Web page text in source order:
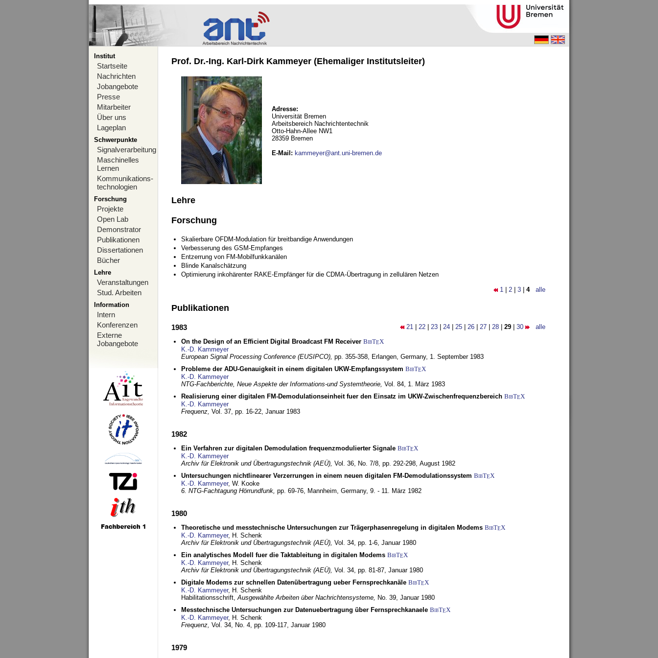
Institut
Startseite
Nachrichten
Jobangebote
Presse
Mitarbeiter
Über uns
Lageplan
Schwerpunkte
Signalverarbeitung
Maschinelles
Lernen
Kommunikations-
technologien
Forschung
Projekte
Open Lab
Demonstrator
Publikationen
Dissertationen
Bücher
Lehre
Veranstaltungen
Stud. Arbeiten
Information
Intern
Konferenzen
Externe
Jobangebote
Prof. Dr.-Ing. Karl-Dirk Kammeyer (Ehemaliger Institutsleiter)
Adresse:
Universität Bremen
Arbeitsbereich Nachrichtentechnik
Otto-Hahn-Allee NW1
28359 Bremen
E-Mail : kammeyer@ant.uni-bremen.de
Lehre
Forschung
Skalierbare OFDM-Modulation für breitbandige Anwendungen
Verbesserung des GSM-Empfanges
Entzerrung von FM-Mobilfunkkanälen
Blinde Kanalschätzung
Optimierung inkohärenter RAKE-Empfänger für die CDMA-Übertragung in zellulären Netzen
1 2 3 4 alle
Publikationen
21 22 23 24 25 26 27 28 29 30 alle
1983
On the Design of an Efficient Digital Broadcast FM Receiver BibTEX
K.-D. Kammeyer
European Signal Processing Conference (EUSIPCO), pp. 355-358, Erlangen, Germany, 1. September 1983
Probleme der ADU-Genauigkeit in einem digitalen UKW-Empfangssystem BibTEX
K.-D. Kammeyer
NTG-Fachberichte, Neue Aspekte der Informations-und Systemtheorie, Vol. 84, 1. März 1983
Realisierung einer digitalen FM-Demodulationseinheit fuer den Einsatz im UKW-Zwischenfrequenzbereich BibTEX
K.-D. Kammeyer
Frequenz, Vol. 37, pp. 16-22, Januar 1983
1982
Ein Verfahren zur digitalen Demodulation frequenzmodulierter Signale BibTEX
K.-D. Kammeyer
Archiv für Elektronik und Übertragungstechnik (AEÜ), Vol. 36, No. 7/8, pp. 292-298, August 1982
Untersuchungen nichtlinearer Verzerrungen in einem neuen digitalen FM-Demodulationssystem BibTEX
K.-D. Kammeyer, W. Kooke
6. NTG-Fachtagung Hörrundfunk, pp. 69-76, Mannheim, Germany, 9. - 11. März 1982
1980
Theoretische und messtechnische Untersuchungen zur Trägerphasenregelung in digitalen Modems BibTEX
K.-D. Kammeyer, H. Schenk
Archiv für Elektronik und Übertragungstechnik (AEÜ), Vol. 34, pp. 1-6, Januar 1980
Ein analytisches Modell fuer die Taktableitung in digitalen Modems BibTEX
K.-D. Kammeyer, H. Schenk
Archiv für Elektronik und Übertragungstechnik (AEÜ), Vol. 34, pp. 81-87, Januar 1980
Digitale Modems zur schnellen Datenübertragung ueber Fernsprechkanäle BibTEX
K.-D. Kammeyer, H. Schenk
Habilitationsschrift,Ausgewählte Arbeiten über Nachrichtensysteme, No. 39, Januar 1980
Messtechnische Untersuchungen zur Datenuebertragung über Fernsprechkanaele BibTEX
K.-D. Kammeyer, H. Schenk
Frequenz, Vol. 34, No. 4, pp. 109-117, Januar 1980
1979